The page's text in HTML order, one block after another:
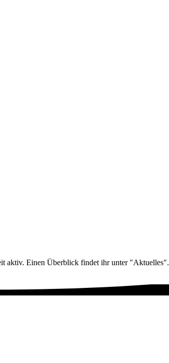
aktiv. Einen Überblick findet ihr unter "Aktuelles".